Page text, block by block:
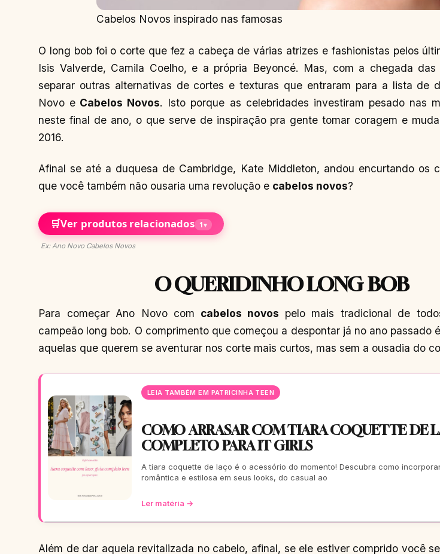
Cabelos Novos inspirado nas famosas
O long bob foi o corte que fez a cabeça de várias atrizes e fashionistas pelos
Isis Valverde, Camila Coelho, e a própria Beyoncé. Mas, com a chegada das
separar outras alternativas de cortes e texturas que entraram para a lista de
Novo e Cabelos Novos. Isto porque as celebridades investiram pesado nas
neste final de ano, o que serve de inspiração pra gente tomar coragem e
2016.
Afinal se até a duquesa de Cambridge, Kate Middleton, andou encurtando os
que você também não ousaria uma revolução e cabelos novos?
🛒Ver produtos relacionados 1▾
Ex: Ano Novo Cabelos Novos
O QUERIDINHO LONG BOB
Para começar Ano Novo com cabelos novos pelo mais tradicional de
campeão long bob. O comprimento que começou a despontar já no ano passado
aquelas que querem se aventurar nos corte mais curtos, mas sem a ousadia do
LEIA TAMBÉM EM PATRICINHA TEEN
COMO ARRASAR COM TIARA COQUETTE DE
COMPLETO PARA IT GIRLS
A tiara coquette de laço é o acessório do momento! Descubra como
romântica e estilosa em seus looks, do casual ao
Ler matéria →
Além de dar aquela revitalizada no cabelo, afinal, se ele estiver comprido você